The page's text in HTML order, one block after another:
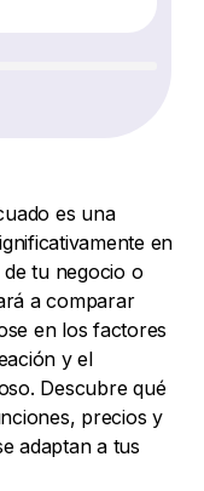
es una
en
tu negocio o
a comparar
en los factores
y el
Descubre qué
precios y
adaptan a tus